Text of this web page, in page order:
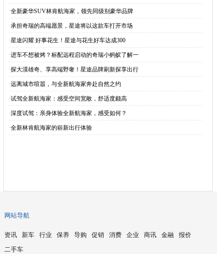
·全新豪华SUV林肯航海家，领先同级别豪华品牌
·承担奇瑞的高端愿景，星途将以这款车打开市场
·星途闪耀 好事花生！星途与花生好车达成300
·进车不想被烤？标配远程启动的奇瑞小蚂蚁了解一
·探大漠雄奇、享高端野奢！星途品牌刷新探享出行
·远离城市喧嚣，与全新航海家奔赴自然之约
·试驾全新航海家：感受空间宽敞，舒适度颇高
·深度试驾：亲身体验全新航海家，感受如何？
·全新林肯航海家的崭新出行体验
网站导航
资讯 新车 行业 保养 导购 促销 消费 企业 商讯 金融
报价
二手车